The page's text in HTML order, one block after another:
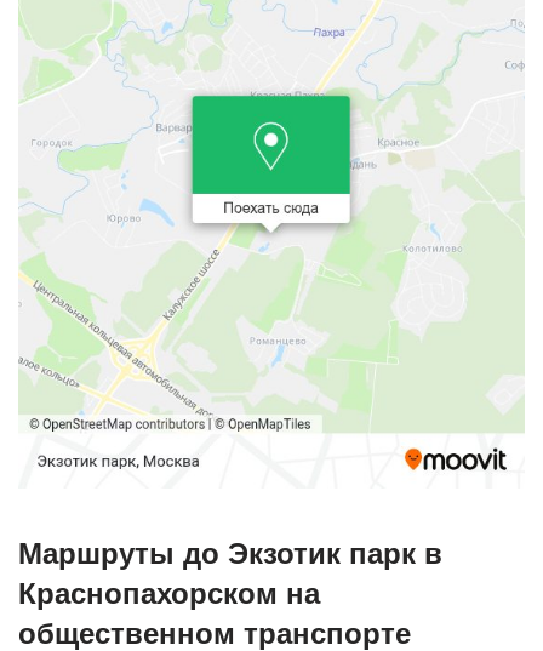
Маршруты до Экзотик парк в
Краснопахорском на
общественном транспорте